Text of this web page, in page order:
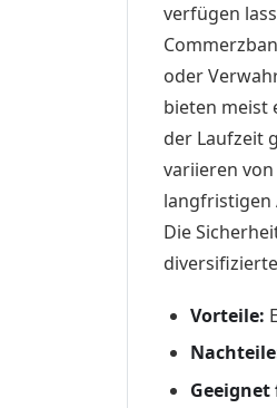
verfügen
oder
bieten meist
der Laufzeit
variieren
langfristigen
Die
Vorteile:
Geeignet